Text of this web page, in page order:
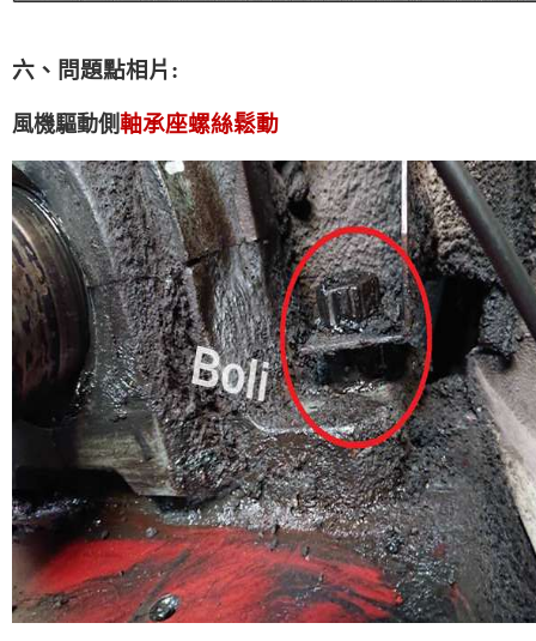
六、問題點相片:
風機驅動側軸承座螺絲鬆動